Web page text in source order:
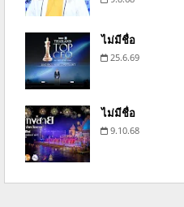
ไม่มีชื่อ
25.6.69
ไม่มีชื่อ
9.10.68